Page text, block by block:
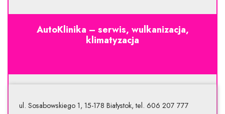
AutoKlinika – serwis, wulkanizacja,
klimatyzacja
ul. Sosabowskiego 1, 15-178 Białystok, tel. 606 207 777